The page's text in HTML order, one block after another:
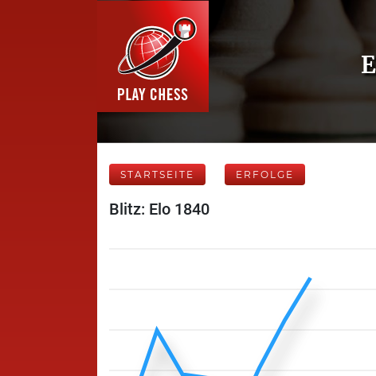
STARTSEITE ERFOLGE
Blitz: Elo 1840